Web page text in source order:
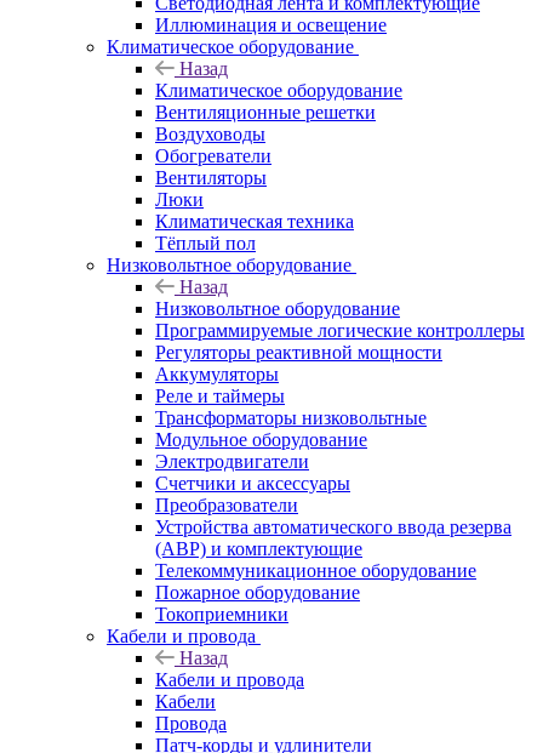
Иллюминация и освещение
Климатическое оборудование
Назад
Климатическое оборудование
Вентиляционные решетки
Воздуховоды
Обогреватели
Вентиляторы
Люки
Климатическая техника
Тёплый пол
Низковольтное оборудование
Назад
Низковольтное оборудование
Программируемые логические контроллеры
Регуляторы реактивной мощности
Аккумуляторы
Реле и таймеры
Трансформаторы низковольтные
Модульное оборудование
Электродвигатели
Счетчики и аксессуары
Преобразователи
Устройства автоматического ввода резерва
(АВР) и комплектующие
Телекоммуникационное оборудование
Пожарное оборудование
Токоприемники
Кабели и провода
Назад
Кабели и провода
Кабели
Провода
Патч-корды и удлинители